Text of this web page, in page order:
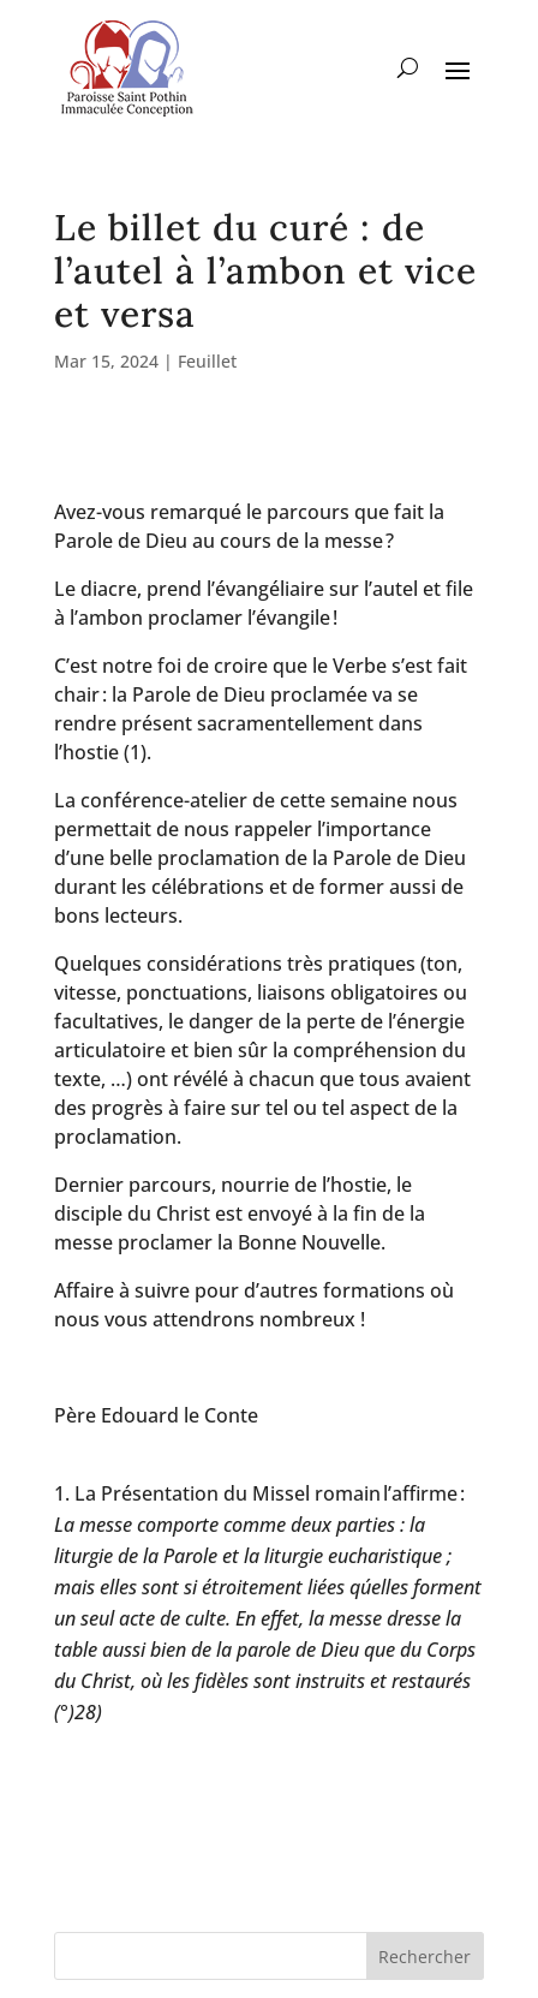
Le billet du curé : de
l’autel à l’ambon et vice
et versa
Mar 15, 2024| Feuillet
Avez-vous remarqué le parcours que fait la
Parole de Dieu au cours de la messe ?
Le diacre, prend l’évangéliaire sur l’autel et file
à l’ambon proclamer l’évangile !
C’est notre foi de croire que le Verbe s’est fait
chair : la Parole de Dieu proclamée va se
rendre présent sacramentellement dans
l’hostie (1).
La conférence-atelier de cette semaine nous
permettait de nous rappeler l’importance
d’une belle proclamation de la Parole de Dieu
durant les célébrations et de former aussi de
bons lecteurs.
Quelques considérations très pratiques (ton,
vitesse, ponctuations, liaisons obligatoires ou
facultatives, le danger de la perte de l’énergie
articulatoire et bien sûr la compréhension du
texte, …) ont révélé à chacun que tous avaient
des progrès à faire sur tel ou tel aspect de la
proclamation.
Dernier parcours, nourrie de l’hostie, le
disciple du Christ est envoyé à la fin de la
messe proclamer la Bonne Nouvelle.
Affaire à suivre pour d’autres formations où
nous vous attendrons nombreux !
Père Edouard le Conte
La Présentation du Missel romain l’affirme :
La messe comporte comme deux parties : la
liturgie de la Parole et la liturgie eucharistique ;
mais elles sont si étroitement liées qu´elles forment
un seul acte de culte. En effet, la messe dresse la
table aussi bien de la parole de Dieu que du Corps
du Christ, où les fidèles sont instruits et restaurés
(°)28)